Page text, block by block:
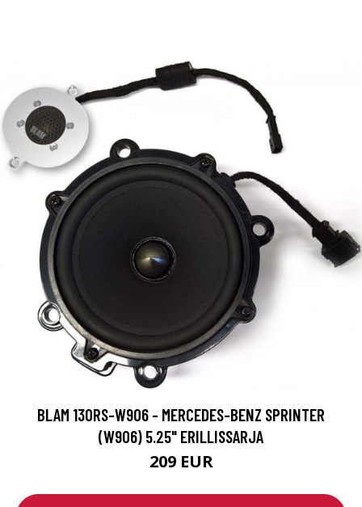
BLAM 130RS-W906 - MERCEDES-BENZ SPRINTER
(W906) 5.25" ERILLISSARJA
209 EUR